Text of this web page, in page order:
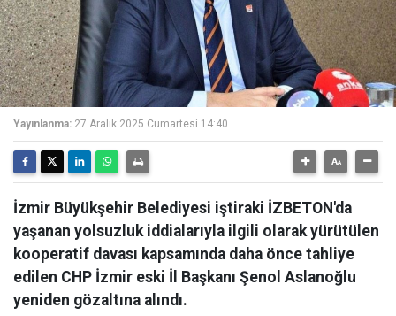
Yayınlanma: 27 Aralık 2025 Cumartesi 14:40
İzmir Büyükşehir Belediyesi iştiraki İZBETON'da
yaşanan yolsuzluk iddialarıyla ilgili olarak yürütülen
kooperatif davası kapsamında daha önce tahliye
edilen CHP İzmir eski İl Başkanı Şenol Aslanoğlu
yeniden gözaltına alındı.